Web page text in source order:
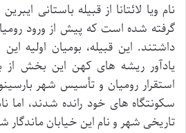
گرفته شده است که پیش از ورود
داشتند. این قبیله، بومیان اولیه
یادآور ریشه های کهن این بخش از
سکونتگاه های خود رانده شدند، اما
تاریخی شهر و نام این خیابان ماندگار